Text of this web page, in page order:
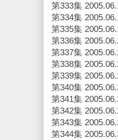
第333集
第334集
第335集
第336集
第337集
第338集
第339集
第340集
第341集
第342集
第343集
第344集